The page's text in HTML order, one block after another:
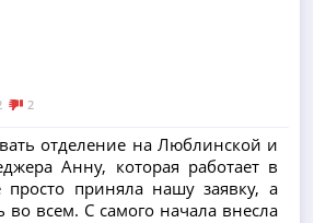
2
отделение на Люблинской и
Анну, которая работает в
приняла нашу заявку, а
во всем. С самого начала внесла